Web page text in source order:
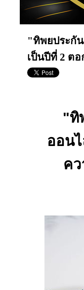
"ทิพยประกัน
เป็นปีที่ 2 ต
"ทิ
ออน
ค